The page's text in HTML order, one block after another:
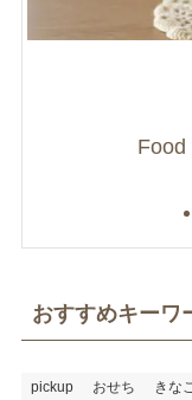
Food
おすすめキーワ
pickup おせち きな